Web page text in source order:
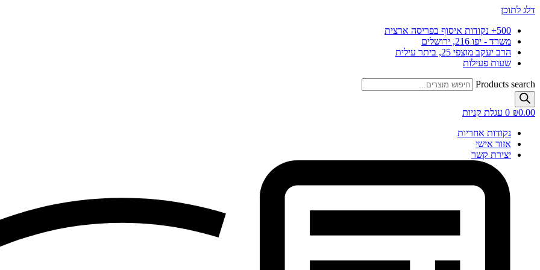
דלג לתוכן
500+ נקודות איסוף בפריסה ארצית
משרד - יפו 216, ירושלים
הרב יעקב מוצפי 25, ביתר עילית
שעות פעילות
Products search
₪0.00
0 עגלת קניות
נקודות אחריות
אזור אישי
יצירת קשר